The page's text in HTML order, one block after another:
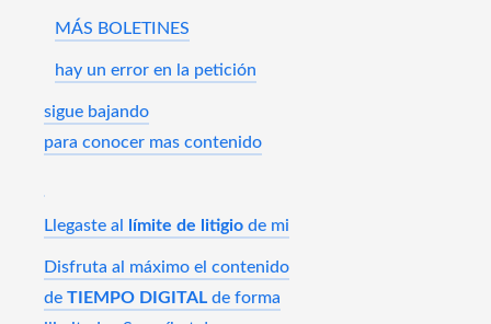
MÁS BOLETINES
hay un error en la petición
sigue bajando
para conocer mas contenido
Llegaste al límite de litigio de mi
Disfruta al máximo el contenido
de TIEMPO DIGITAL de forma